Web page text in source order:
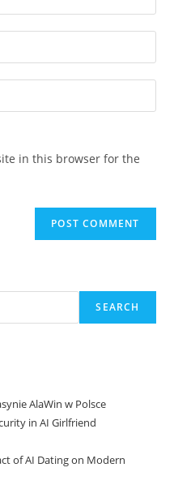
in this browser for the
SEARCH
AlaWin w Polsce
in AI Girlfriend
of AI Dating on Modern